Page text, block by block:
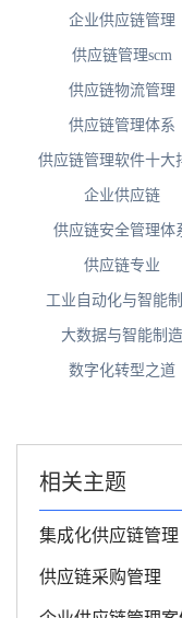
企业供应链管理
供应链管理scm
供应链物流管理
供应链管理体系
供应链管理软件十大
企业供应链
供应链安全管理体
供应链专业
工业自动化与智能
大数据与智能制造
数字化转型之道
相关主题
集成化供应链管理
供应链采购管理